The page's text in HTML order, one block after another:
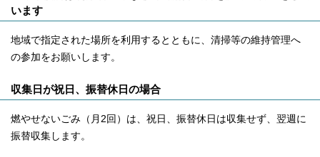
います
地域で指定された場所を利用するとともに、清掃等の維持管理へ
の参加をお願いします。
収集日が祝日、振替休日の場合
燃やせないごみ（月2回）は、祝日、振替休日は収集せず、翌週に
振替収集します。